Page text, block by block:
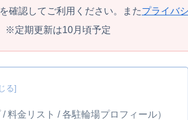
確認してご利用ください。またプライバ
※定期更新は10月頃予定
金リスト / 各駐輪場プロフィール）